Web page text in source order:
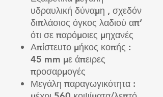
υδραυλική δύναμη , σχεδόν
διπλάσιος όγκος λαδιού απ’
ότι σε παρόμοιες μηχανές
Απίστευτο μήκος κοπής :
45 mm με άπειρες
προσαρμογές
Μεγάλη παραγωγικότητα :